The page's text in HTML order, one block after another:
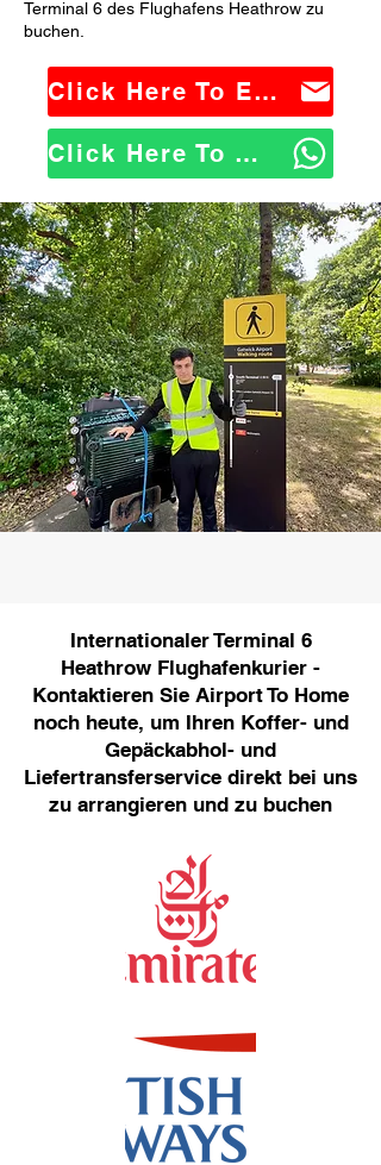
Terminal 6 des Flughafens Heathrow zu
buchen.
Click Here To Email Us
Click Here To WhatsApp Us
Internationaler Terminal 6
Heathrow Flughafenkurier -
Kontaktieren Sie Airport To Home
noch heute, um Ihren Koffer- und
Gepäckabhol- und
Liefertransferservice direkt bei uns
zu arrangieren und zu buchen